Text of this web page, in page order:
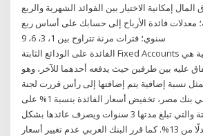
إمكانية الاختيار بين الفوائد الشهرية والربع
معدلات فائدة الأرباح إلى حسابك على أساس ربع
سنوي؛ فترات مرنة تتراوح بين 1، 3، 6، 9
الفائدة على الودائع الثابتة Fixed Accounts في تونس الفائدة البنكية هي
عليه بين طرفين حيث يدفعه أحدهما للآخر، وهو
نسبة إضافية يتم إضافتها إلى رأس قررت لجنة
الأصول والخصوم في بنك مصر، تخفيض أسعار الفائدة بنسبة 1% على
شهادة القمة الثابتة والتي تبلغ مدتها 3 سنوات ويصرف عائدها بشكل
شهري، لتصبح 12% بدلًا من 13%. كما قرر البنك العربي عدم تغيير أسعار